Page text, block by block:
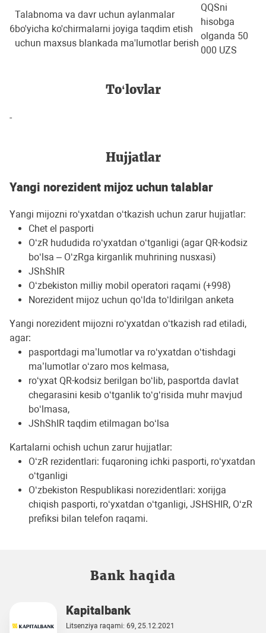
6
Talabnoma va davr uchun aylanmalar
bo'yicha ko'chirmalarni joyiga taqdim etish
uchun maxsus blankada ma'lumotlar berish
QQSni
hisobga
olganda 50
000 UZS
To‘lovlar
-
Hujjatlar
Yangi norezident mijoz uchun talablar
Yangi mijozni ro‘yxatdan o‘tkazish uchun zarur hujjatlar:
Chet el pasporti
O‘zR hududida ro‘yxatdan o‘tganligi (agar QR-kodsiz
bo‘lsa – O‘zRga kirganlik muhrining nusxasi)
JShShIR
O‘zbekiston milliy mobil operatori raqami (+998)
Norezident mijoz uchun qo‘lda to‘ldirilgan anketa
Yangi norezident mijozni ro‘yxatdan o‘tkazish rad etiladi,
agar:
pasportdagi ma’lumotlar va ro‘yxatdan o‘tishdagi
ma’lumotlar o‘zaro mos kelmasa,
ro‘yxat QR-kodsiz berilgan bo‘lib, pasportda davlat
chegarasini kesib o‘tganlik to‘g‘risida muhr mavjud
bo‘lmasa,
JShShIR taqdim etilmagan bo‘lsa
Kartalarni ochish uchun zarur hujjatlar:
O‘zR rezidentlari: fuqaroning ichki pasporti, ro‘yxatdan
o‘tganligi
O‘zbekiston Respublikasi norezidentlari: xorijga
chiqish pasporti, ro‘yxatdan o‘tganligi, JSHSHIR, O‘zR
prefiksi bilan telefon raqami.
Bank haqida
Kapitalbank
Litsenziya raqami: 69, 25.12.2021